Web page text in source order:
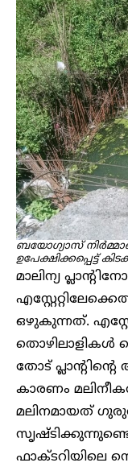
ബയോഗ്യാസ്
ഉപേക്ഷിക്കപ്പെട്ട്
മാലിന്യ
ഒഴുകുന്നത്.
തൊഴിലാളികൾ
തോട്
കാരണം
മലിനമായത്
ഫാക്ടറിയിലെ